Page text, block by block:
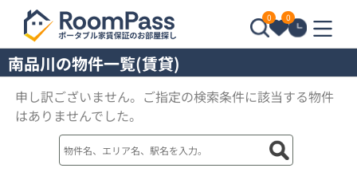
0 0
南品川の物件一覧(賃貸)
申し訳ございません。ご指定の検索条件に該当する物件
はありませんでした。